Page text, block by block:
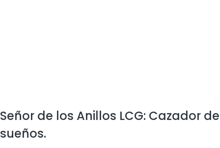
Señor de los Anillos LCG: Cazador de
sueños.